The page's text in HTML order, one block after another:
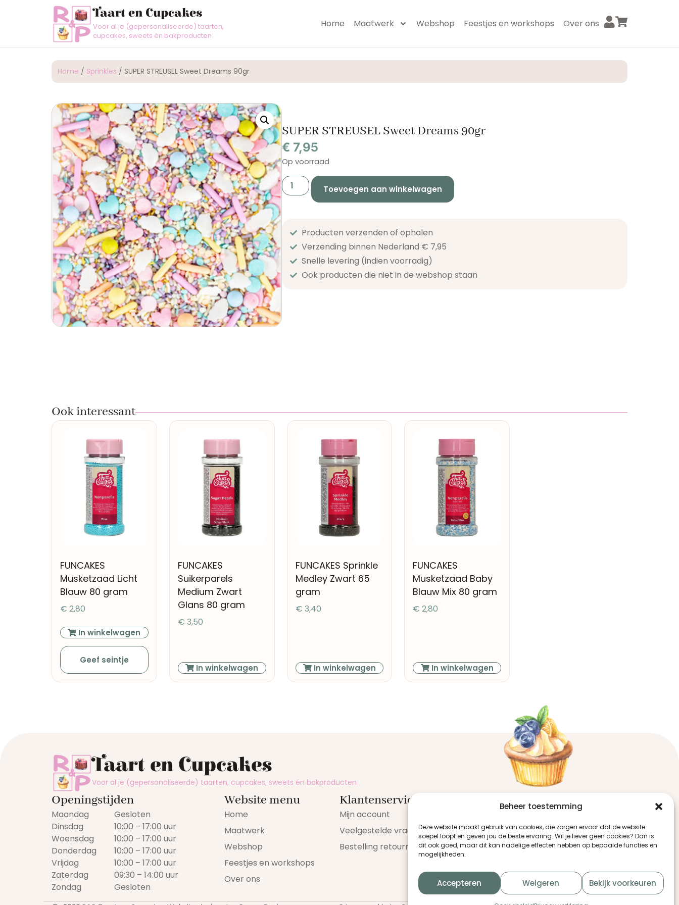
Beheer toestemming
Deze website maakt gebruik van cookies, die zorgen ervoor dat de website
soepel loopt en geven jou de beste ervaring. Wil je liever geen cookies? Dan is
dit ook goed, maar dit kan nadelige effecten hebben op bepaalde functies en
mogelijkheden.
Accepteren Weigeren Bekijk voorkeuren
Taart en Cupcakes
Voor al je (gepersonaliseerde) taarten,
cupcakes, sweets én bakproducten
Home Maatwerk Webshop Feestjes en workshops Over ons
Home / Sprinkles / SUPER STREUSEL Sweet Dreams 90gr
SUPER STREUSEL Sweet Dreams 90gr
€ 7,95
Op voorraad
Toevoegen aan winkelwagen
Producten verzenden of ophalen
Verzending binnen Nederland € 7,95
Snelle levering (indien voorradig)
Ook producten die niet in de webshop staan​
Ook interessant
FUNCAKES
Musketzaad Licht
Blauw 80 gram
€ 2,80
In winkelwagen
Geef seintje
FUNCAKES
Suikerparels
Medium Zwart
Glans 80 gram
€ 3,50
In winkelwagen
FUNCAKES Sprinkle
Medley Zwart 65
gram
€ 3,40
In winkelwagen
FUNCAKES
Musketzaad Baby
Blauw Mix 80 gram
€ 2,80
In winkelwagen
Taart en Cupcakes
Voor al je (gepersonaliseerde) taarten, cupcakes, sweets én bakproducten
Openingstijden
Maandag
Dinsdag
Woensdag
Donderdag
Vrijdag
Zaterdag
Zondag
Gesloten
10:00 – 17:00 uur
10:00 – 17:00 uur
10:00 – 17:00 uur
10:00 – 17:00 uur
09:30 – 14:00 uur
Gesloten
Website menu
Home
Maatwerk
Webshop
Feestjes en workshops
Over ons
Klantenservice
Mijn account
Veelgestelde vragen
Bestelling retourneren
3206 JJ Spijkenisse
+31 (0) 623888081
+31 (0) 646291592
info@r-en-ptaartencupcakes.nl